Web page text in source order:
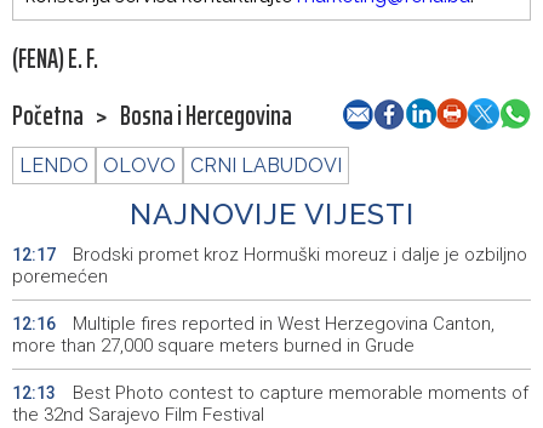
(FENA) E. F.
Početna > Bosna i Hercegovina
LENDO OLOVO CRNI LABUDOVI
NAJNOVIJE VIJESTI
12:17
Brodski promet kroz Hormuški moreuz i dalje je ozbiljno
poremećen
12:16
Multiple fires reported in West Herzegovina Canton,
more than 27,000 square meters burned in Grude
12:13
Best Photo contest to capture memorable moments of
the 32nd Sarajevo Film Festival